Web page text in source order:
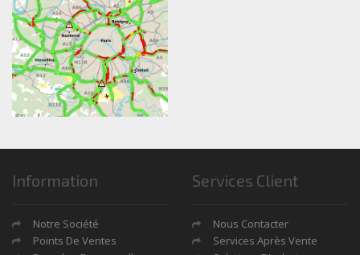
Information
Notre Société
Points De Ventes
Services Client
Nous Contacter
Services Après Vente